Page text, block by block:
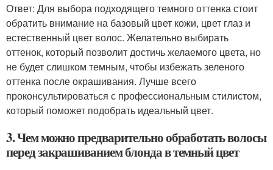
Ответ: Для выбора подходящего темного оттенка стоит
обратить внимание на базовый цвет кожи, цвет глаз и
естественный цвет волос. Желательно выбирать
оттенок, который позволит достичь желаемого цвета, но
не будет слишком темным, чтобы избежать зеленого
оттенка после окрашивания. Лучше всего
проконсультироваться с профессиональным стилистом,
который поможет подобрать идеальный цвет.
3. Чем можно предварительно обработать волосы
перед закрашиванием блонда в темный цвет